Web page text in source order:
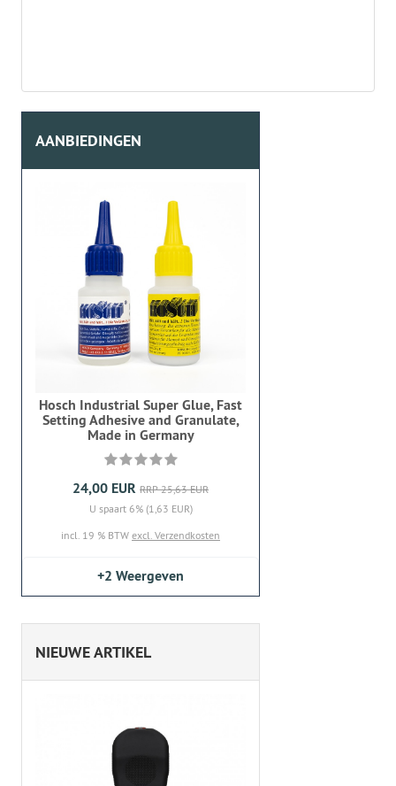
AANBIEDINGEN
Hosch Industrial Super Glue, Fast
Setting Adhesive and Granulate,
Made in Germany
24,00 EUR RRP 25,63 EUR
U spaart 6% (1,63 EUR)
incl. 19 % BTW excl. Verzendkosten
+2 Weergeven
NIEUWE ARTIKEL